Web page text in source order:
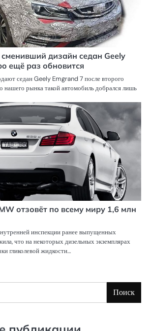
дизайн седан Geely
ещё раз обновится
седан Geely Emgrand 7 после второго
нашего рынка такой автомобиль добрался лишь
отзовёт по всему миру 1,6 млн
инспекции ранее выпущенных
что на некоторых дизельных экземплярах
гликолевой жидкости…
Поиск